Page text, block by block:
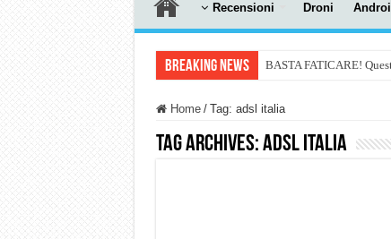
Recensioni Droni
Breaking News BASTA FATICARE!
Dashcam 70mai A810
Home / Tag: adsl italia
Tag Archives:adsl italia